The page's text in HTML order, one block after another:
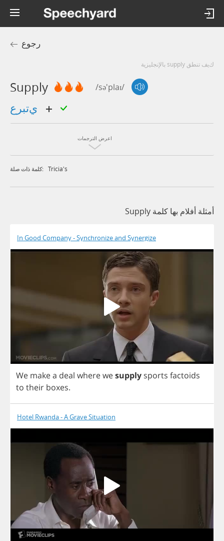
رجوع
كيف تنطق supply بالإنجليزية
Supply /sə'plaɪ/
اعرض الترجمات
كلمة ذات صلة: Tricia's
أمثلة أفلام بها كلمة Supply
In Good Company - Synchronize and Synergize
We makea deal wherewesupply sports factoids
to their boxes.
Hotel Rwanda - A Grave Situation